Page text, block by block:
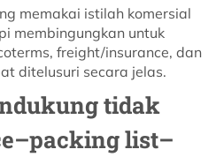
memakai istilah komersial
membingungkan untuk
freight/insurance, dan
ditelusuri secara jelas.
tidak
list–